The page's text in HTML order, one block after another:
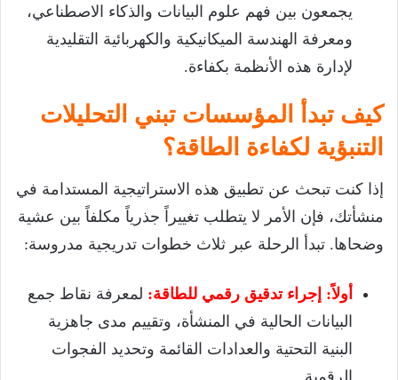
يجمعون بين فهم علوم البيانات والذكاء الاصطناعي،
ومعرفة الهندسة الميكانيكية والكهربائية التقليدية
لإدارة هذه الأنظمة بكفاءة.
كيف تبدأ المؤسسات تبني التحليلات
التنبؤية لكفاءة الطاقة؟
إذا كنت تبحث عن تطبيق هذه الاستراتيجية المستدامة في
منشأتك، فإن الأمر لا يتطلب تغييراً جذرياً مكلفاً بين عشية
وضحاها. تبدأ الرحلة عبر ثلاث خطوات تدريجية مدروسة:
أولاً: إجراء تدقيق رقمي للطاقة: لمعرفة نقاط جمع
البيانات الحالية في المنشأة، وتقييم مدى جاهزية
البنية التحتية والعدادات القائمة وتحديد الفجوات